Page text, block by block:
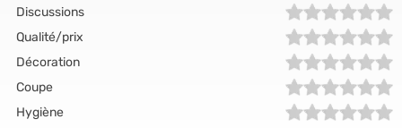
Discussions
Qualité/prix
Décoration
Coupe
Hygiène